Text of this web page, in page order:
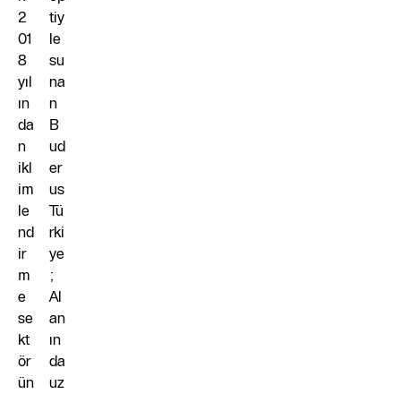
2
01
8
yıl
ın
da
n
ikl
im
le
nd
ir
m
e
se
kt
ör
ün
tiy
le
su
na
n
B
ud
er
us
Tü
rki
ye
;
Al
an
ın
da
uz